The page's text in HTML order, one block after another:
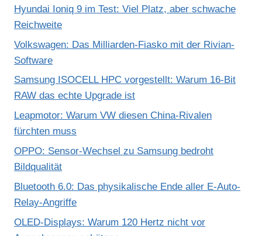
Hyundai Ioniq 9 im Test: Viel Platz, aber schwache
Reichweite
Volkswagen: Das Milliarden-Fiasko mit der Rivian-
Software
Samsung ISOCELL HPC vorgestellt: Warum 16-Bit
RAW das echte Upgrade ist
Leapmotor: Warum VW diesen China-Rivalen
fürchten muss
OPPO: Sensor-Wechsel zu Samsung bedroht
Bildqualität
Bluetooth 6.0: Das physikalische Ende aller E-Auto-
Relay-Angriffe
OLED-Displays: Warum 120 Hertz nicht vor